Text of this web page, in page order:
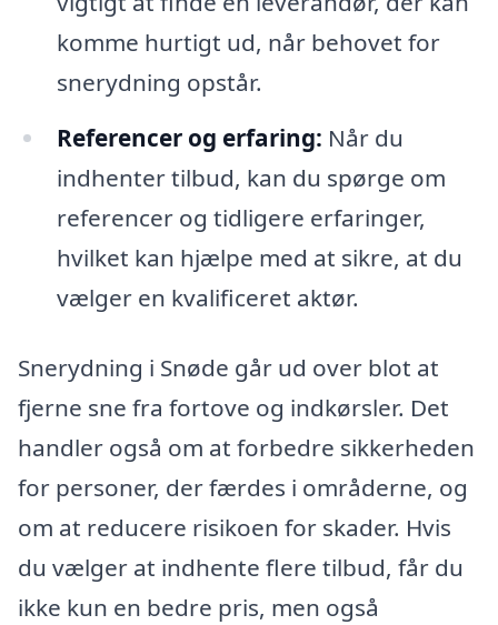
komme hurtigt ud, når behovet for
snerydning opstår.
Referencer og erfaring: Når du
indhenter tilbud, kan du spørge om
referencer og tidligere erfaringer,
hvilket kan hjælpe med at sikre, at du
vælger en kvalificeret aktør.
Snerydning i Snøde går ud over blot at
fjerne sne fra fortove og indkørsler. Det
handler også om at forbedre sikkerheden
for personer, der færdes i områderne, og
om at reducere risikoen for skader. Hvis
du vælger at indhente flere tilbud, får du
ikke kun en bedre pris, men også